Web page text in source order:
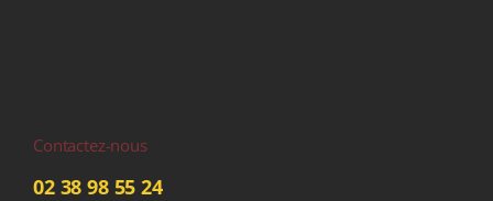
Contactez-nous
02 38 98 55 24